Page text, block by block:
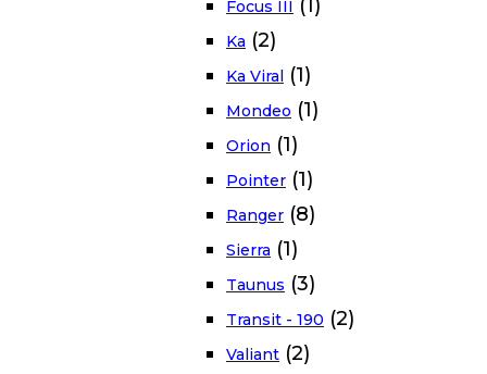
Focus III (1)
Ka (2)
Ka Viral (1)
Mondeo (1)
Orion (1)
Pointer (1)
Ranger (8)
Sierra (1)
Taunus (3)
Transit - 190 (2)
Valiant (2)